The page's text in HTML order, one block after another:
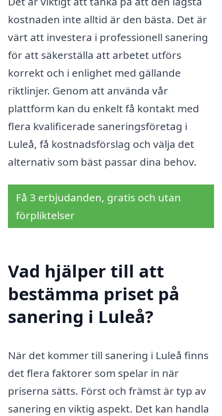
kostnaden inte alltid är den bästa. Det är
värt att investera i professionell sanering
för att säkerställa att arbetet utförs
korrekt och i enlighet med gällande
riktlinjer. Genom att använda vår
plattform kan du enkelt få kontakt med
flera kvalificerade saneringsföretag i
Luleå, få kostnadsförslag och välja det
alternativ som bäst passar dina behov.
Få 3 erbjudanden, gratis och utan
förpliktelser
Vad hjälper till att
bestämma priset på
sanering i Luleå?
När det kommer till sanering i Luleå finns
det flera faktorer som spelar in när
priserna sätts. Först och främst är typ av
sanering en viktig aspekt. Det kan handla